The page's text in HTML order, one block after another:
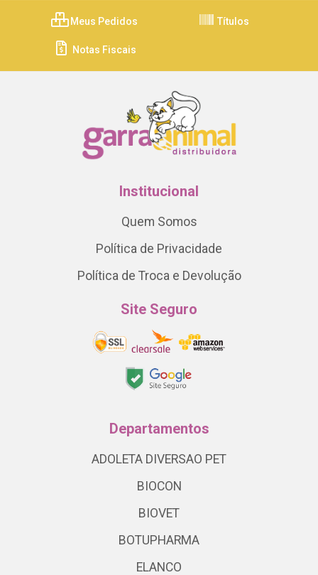
Meus Pedidos Títulos
Notas Fiscais
Institucional
Quem Somos
Política de Privacidade
Política de Troca e Devolução
Site Seguro
Departamentos
ADOLETA DIVERSAO PET
BIOCON
BIOVET
BOTUPHARMA
ELANCO